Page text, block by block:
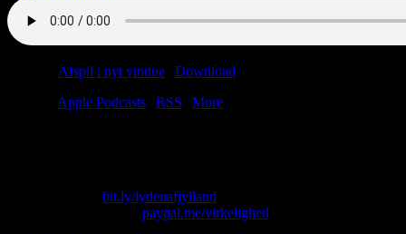
Afspil i nyt vindue Download
Apple Podcasts RSS
More
bit.ly/lydenafjylland
paypal.me/virkelighed